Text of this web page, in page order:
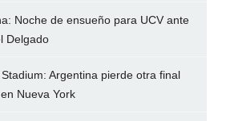
Noche de ensueño para UCV ante
Delgado
Argentina pierde otra final
Nueva York